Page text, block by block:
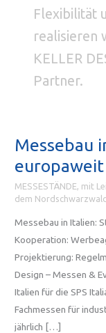
Flexibilität
realisieren
KELLER
Partner.
Messebau
europaweit
MESSESTÄNDE, mit
dem Nordschwarzwald
Messebau in Italien:
Kooperation:
Projektierung:
Design – Messen &
Italien für die SPS
Fachmessen für
jährlich […]